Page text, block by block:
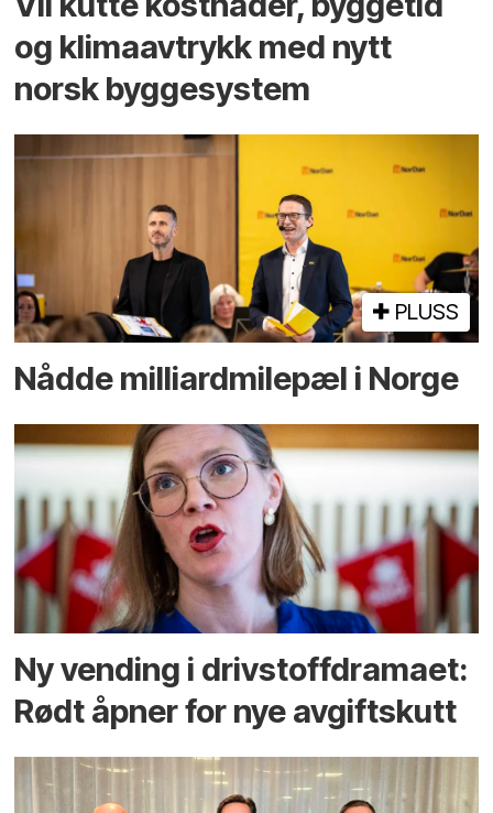
og klima­avtrykk med nytt
norsk bygge­system
PLUSS
Nådde milliard­­milepæl i Norge
Ny vending i drivstoffdramaet:
Rødt åpner for nye avgiftskutt